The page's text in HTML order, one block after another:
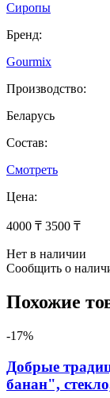
Сиропы
Бренд:
Gourmix
Производство:
Беларусь
Состав:
Смотреть
Цена:
4000 ₸ 3500 ₸
Нет в наличии
Сообщить о
Похожие
-17%
Добрые
банан",